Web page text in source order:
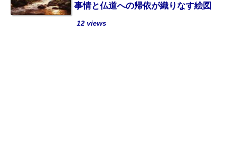
事情と仏道への帰依が織りなす絵図
12 views